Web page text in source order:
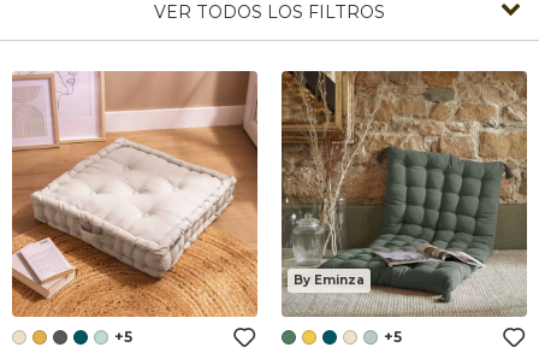
VER TODOS LOS FILTROS
+5
By Eminza
+5